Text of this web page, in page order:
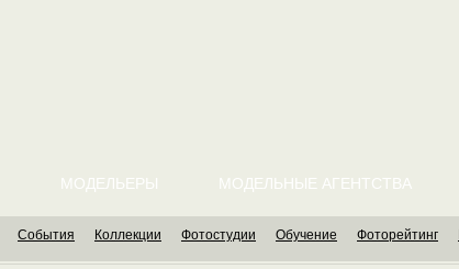
МОДЕЛЬЕРЫ МОДЕЛЬНЫЕ АГЕНТСТВА
События Коллекции Фотостудии Обучение Фоторейтинг